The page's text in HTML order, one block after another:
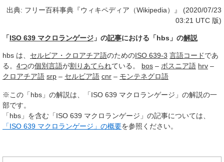
出典: フリー百科事典『ウィキペディア（Wikipedia）』 (2020/07/23
03:21 UTC 版)
「ISO 639 マクロランゲージ 」の記事における「hbs」の解説
hbs は、 セルビア・クロアチア語のためのISO 639-3 言語コードであ
る。 4つの個別言語が割りあてられている。 bos – ボスニア語 hrv –
クロアチア語 srp – セルビア語 cnr – モンテネグロ語
※この「hbs」の解説は、「ISO 639 マクロランゲージ」の解説の一
部です。
「hbs」を含む「ISO 639 マクロランゲージ」の記事については、
「ISO 639 マクロランゲージ」の概要を参照ください。